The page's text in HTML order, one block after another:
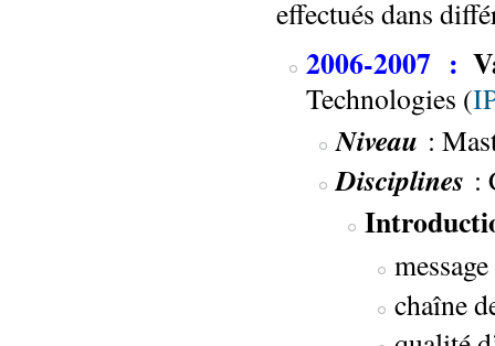
effectués dans
2006-2007 :
Technologies (
Niveau :
Disciplines :
chaîne